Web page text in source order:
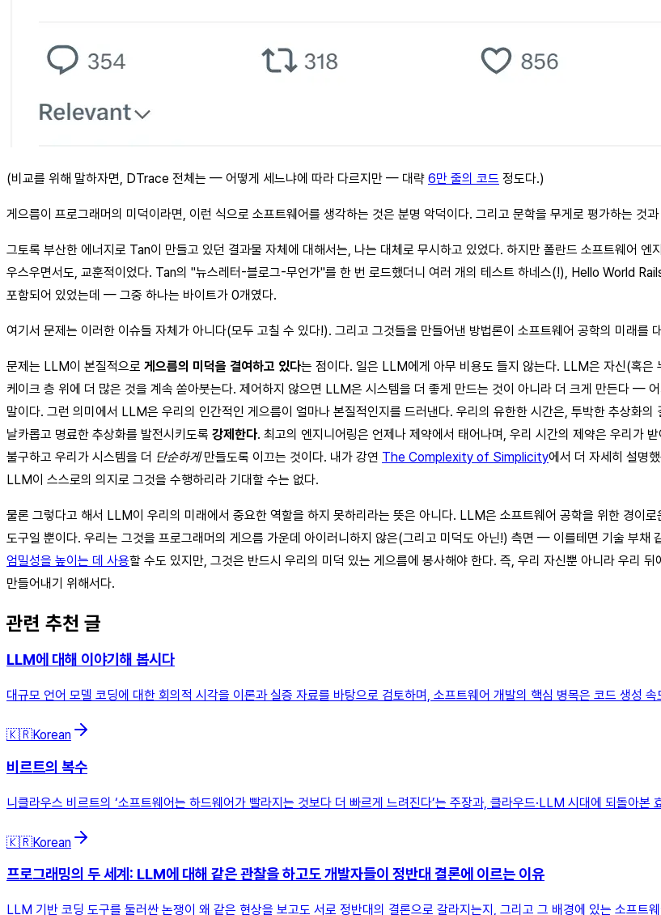
(비교를 위해 말하자면, DTrace 전체는 — 어떻게 세느냐에 따라 다르지만 — 대략 6만 줄의 코드 정도다.)
게으름이 프로그래머의 미덕이라면, 이런 식으로 소프트웨어를 생각하는 것은 분명 악덕이다. 그리고 문학을 무게로 평가하는 것
그토록 부산한 에너지로 Tan이 만들고 있던 결과물 자체에 대해서는, 나는 대체로 무시하고 있었다. 하지만 폴란드 소프트웨어 엔
우스우면서도, 교훈적이었다. Tan의 "뉴스레터-블로그-무언가"를 한 번 로드했더니 여러 개의 테스트 하네스(!), Hello World
포함되어 있었는데 — 그중 하나는 바이트가 0개였다.
여기서 문제는 이러한 이슈들 자체가 아니다(모두 고칠 수 있다!). 그리고 그것들을 만들어낸 방법론이 소프트웨어 공학의 미래를
문제는 LLM이 본질적으로 게으름의 미덕을 결여하고 있다는 점이다. 일은 LLM에게 아무 비용도 들지 않는다. LLM은 자신(혹은
케이크 층 위에 더 많은 것을 계속 쏟아붓는다. 제어하지 않으면 LLM은 시스템을 더 좋게 만드는 것이 아니라 더 크게 만든다 —
말이다. 그런 의미에서 LLM은 우리의 인간적인 게으름이 얼마나 본질적인지를 드러낸다. 우리의 유한한 시간은, 투박한 추상화
날카롭고 명료한 추상화를 발전시키도록 강제한다. 최고의 엔지니어링은 언제나 제약에서 태어나며, 우리 시간의 제약은 우리가
불구하고 우리가 시스템을 더 단순하게만들도록 이끄는 것이다. 내가 강연 The Complexity of Simplicity에서 더 자세히 설명
LLM이 스스로의 의지로 그것을 수행하리라 기대할 수는 없다.
물론 그렇다고 해서 LLM이 우리의 미래에서 중요한 역할을 하지 못하리라는 뜻은 아니다. LLM은 소프트웨어 공학을 위한 경이로
도구일 뿐이다. 우리는 그것을 프로그래머의 게으름 가운데 아이러니하지 않은(그리고 미덕도 아닌!) 측면 — 이를테면 기술 부
엄밀성을 높이는 데 사용할 수도 있지만, 그것은 반드시 우리의 미덕 있는 게으름에 봉사해야 한다. 즉, 우리 자신뿐 아니라 우리
만들어내기 위해서다.
관련 추천 글
LLM에 대해 이야기해 봅시다
대규모 언어 모델 코딩에 대한 회의적 시각을 이론과 실증 자료를 바탕으로 검토하며, 소프트웨어 개발의 핵심 병목은 코드 생성
🇰🇷Korean
비르트의 복수
니클라우스 비르트의 ‘소프트웨어는 하드웨어가 빨라지는 것보다 더 빠르게 느려진다’는 주장과, 클라우드·LLM 시대에 되돌아본
🇰🇷Korean
프로그래밍의 두 세계: LLM에 대해 같은 관찰을 하고도 개발자들이 정반대 결론에 이르는 이유
LLM 기반 코딩 도구를 둘러싼 논쟁이 왜 같은 현상을 보고도 서로 정반대의 결론으로 갈라지는지, 그리고 그 배경에 있는 소프트